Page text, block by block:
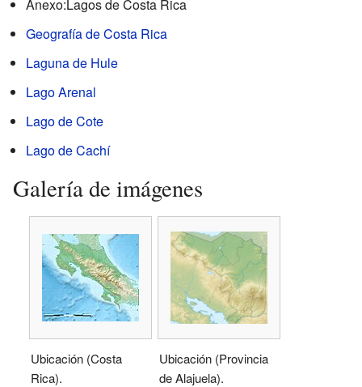
Anexo:Lagos de Costa Rica
Geografía de Costa Rica
Laguna de Hule
Lago Arenal
Lago de Cote
Lago de Cachí
Galería de imágenes
Ubicación (Costa
Rica).
Ubicación (Provincia
de Alajuela).